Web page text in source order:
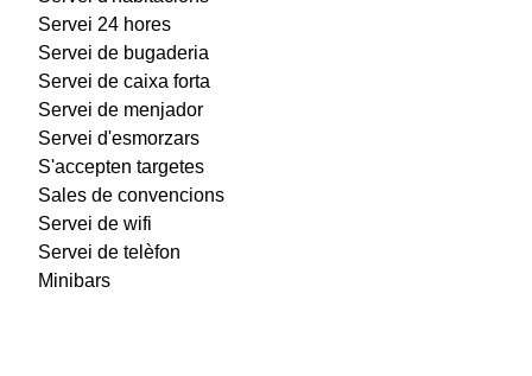
Servei 24 hores
Servei de bugaderia
Servei de caixa forta
Servei de menjador
Servei d'esmorzars
S'accepten targetes
Sales de convencions
Servei de wifi
Servei de telèfon
Minibars